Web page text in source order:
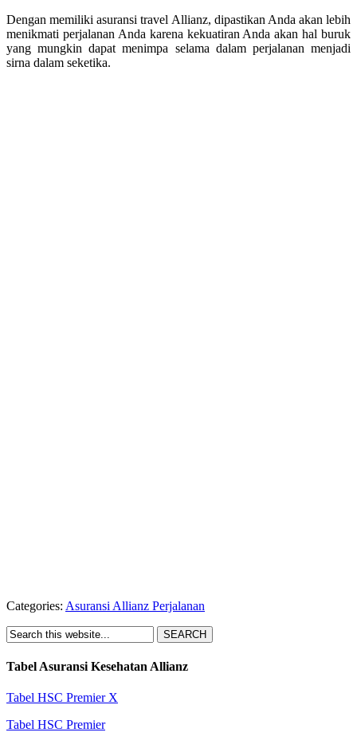
Dengan memiliki asuransi travel Allianz, dipastikan Anda akan lebih
menikmati perjalanan Anda karena kekuatiran Anda akan hal buruk
yang mungkin dapat menimpa selama dalam perjalanan menjadi
sirna dalam seketika.
Categories: Asuransi Allianz Perjalanan
Tabel Asuransi Kesehatan Allianz
Tabel HSC Premier X
Tabel HSC Premier